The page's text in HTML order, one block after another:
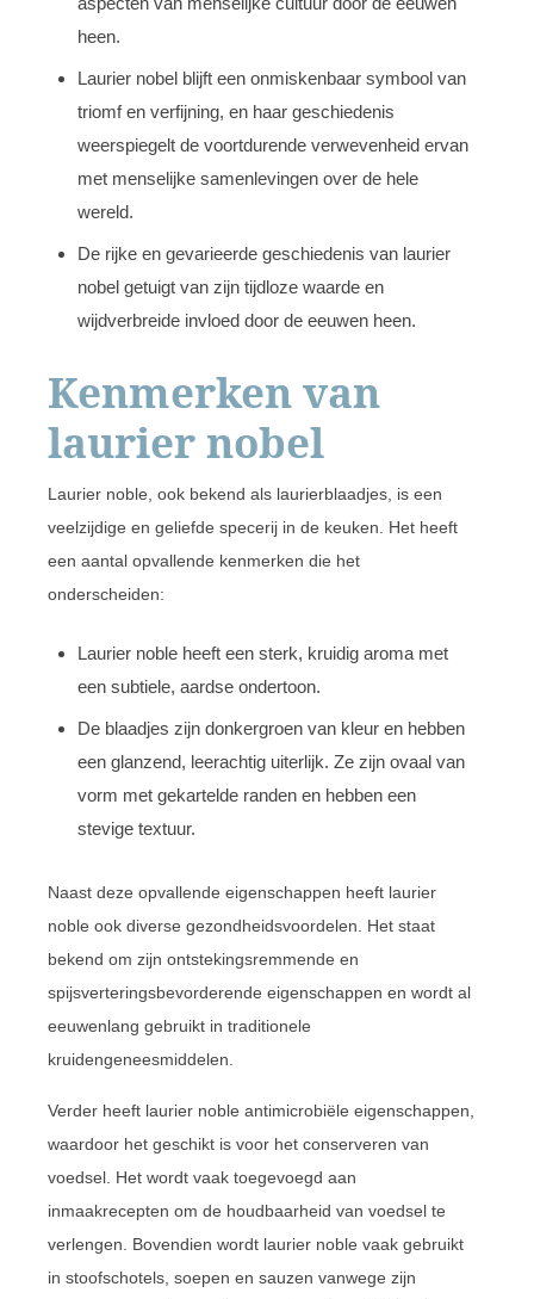
heen.
Laurier nobel blijft een onmiskenbaar symbool van
triomf en verfijning, en haar geschiedenis
weerspiegelt de voortdurende verwevenheid ervan
met menselijke samenlevingen over de hele
wereld.
De rijke en gevarieerde geschiedenis van laurier
nobel getuigt van zijn tijdloze waarde en
wijdverbreide invloed door de eeuwen heen.
Kenmerken van
laurier nobel
Laurier noble, ook bekend als laurierblaadjes, is een
veelzijdige en geliefde specerij in de keuken. Het heeft
een aantal opvallende kenmerken die het
onderscheiden:
Laurier noble heeft een sterk, kruidig aroma met
een subtiele, aardse ondertoon.
De blaadjes zijn donkergroen van kleur en hebben
een glanzend, leerachtig uiterlijk. Ze zijn ovaal van
vorm met gekartelde randen en hebben een
stevige textuur.
Naast deze opvallende eigenschappen heeft laurier
noble ook diverse gezondheidsvoordelen. Het staat
bekend om zijn ontstekingsremmende en
spijsverteringsbevorderende eigenschappen en wordt al
eeuwenlang gebruikt in traditionele
kruidengeneesmiddelen.
Verder heeft laurier noble antimicrobiële eigenschappen,
waardoor het geschikt is voor het conserveren van
voedsel. Het wordt vaak toegevoegd aan
inmaakrecepten om de houdbaarheid van voedsel te
verlengen. Bovendien wordt laurier noble vaak gebruikt
in stoofschotels, soepen en sauzen vanwege zijn